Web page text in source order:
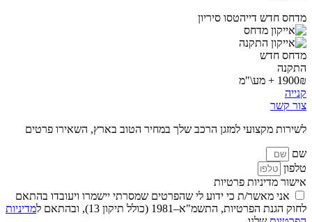
מדחס חדש דייהטסו סיריון
מדחס חדש
התקנה
1900₪ + מע\"מ
קנייה
צור קשר
לשירות מקצועי למזגן הרכב שלך במחיר הטוב בארץ, השאירו פרטים
שם
טלפון
אישור מדיניות פרטיות
אני מאשר/ת כי ידוע לי שהפרטים שמסרתי יישמרו ויעובדו בהתאם
לחוק הגנת הפרטיות, התשמ"א–1981 (כולל תיקון 13), ובהתאם ל
מדיניות